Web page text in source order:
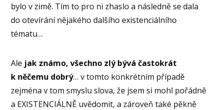
bylo v zimě. Tím to pro ni zhaslo a následně se dala
do otevírání nějakého dalšího existenciálního
tématu…
Ale jak známo, všechno zlý bývá častokrát
k něčemu dobrý… v tomto konkrétním případě
zejména v tom smyslu slova, že jsem si mohl pořádně
a EXISTENCIÁLNĚ uvědomit, a zároveň také pěkně